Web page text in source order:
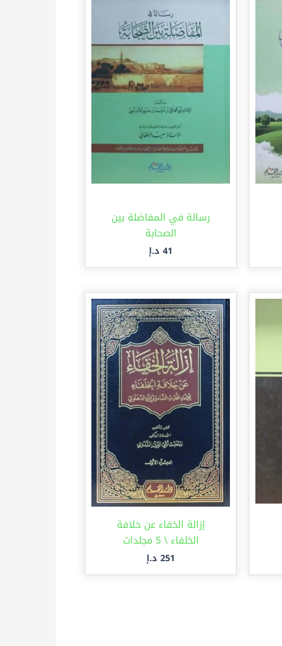
رسالة في المفاضلة بين
الصحابة
41 د.إ
إزالة الخفاء عن خلافة
الخلفاء \ 5 مجلدات
251 د.إ